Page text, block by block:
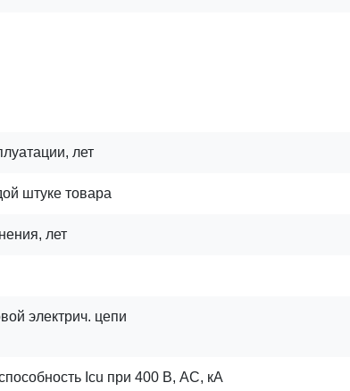
лет
штуке товара
лет
электрич. цепи
Icu при 400 В, AC, кА